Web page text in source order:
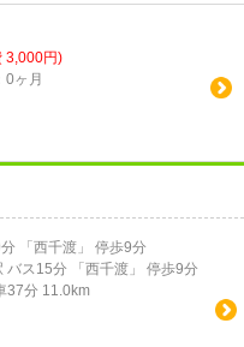
3,000円)
0ヶ月
分 「西千渡」 停歩9分
バス15分 「西千渡」 停歩9分
37分 11.0km